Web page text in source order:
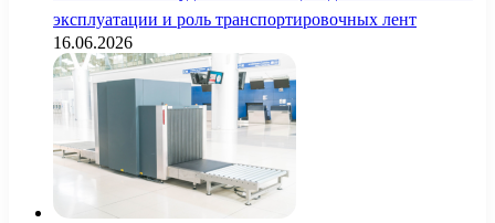
эксплуатации и роль транспортировочных лент
16.06.2026